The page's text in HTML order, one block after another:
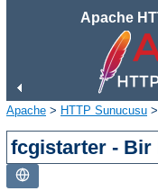
Apache
Apache > HTTP Sunucusu >
fcgistarter - Bir